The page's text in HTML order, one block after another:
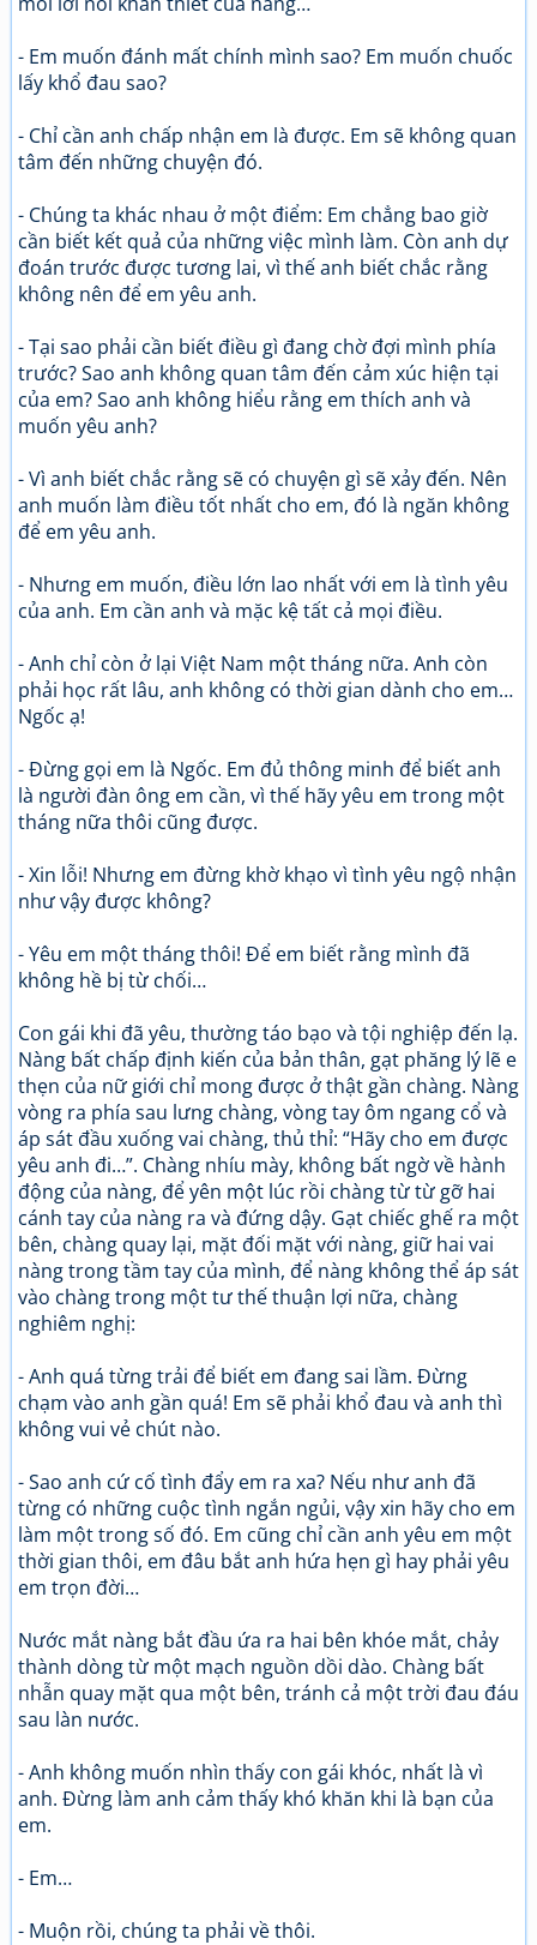
- Em muốn đánh mất chính mình sao? Em muốn chuốc
lấy khổ đau sao?
- Chỉ cần anh chấp nhận em là được. Em sẽ không quan
tâm đến những chuyện đó.
- Chúng ta khác nhau ở một điểm: Em chẳng bao giờ
cần biết kết quả của những việc mình làm. Còn anh dự
đoán trước được tương lai, vì thế anh biết chắc rằng
không nên để em yêu anh.
- Tại sao phải cần biết điều gì đang chờ đợi mình phía
trước? Sao anh không quan tâm đến cảm xúc hiện tại
của em? Sao anh không hiểu rằng em thích anh và
muốn yêu anh?
- Vì anh biết chắc rằng sẽ có chuyện gì sẽ xảy đến. Nên
anh muốn làm điều tốt nhất cho em, đó là ngăn không
để em yêu anh.
- Nhưng em muốn, điều lớn lao nhất với em là tình yêu
của anh. Em cần anh và mặc kệ tất cả mọi điều.
- Anh chỉ còn ở lại Việt Nam một tháng nữa. Anh còn
phải học rất lâu, anh không có thời gian dành cho em…
Ngốc ạ!
- Đừng gọi em là Ngốc. Em đủ thông minh để biết anh
là người đàn ông em cần, vì thế hãy yêu em trong một
tháng nữa thôi cũng được.
- Xin lỗi! Nhưng em đừng khờ khạo vì tình yêu ngộ nhận
như vậy được không?
- Yêu em một tháng thôi! Để em biết rằng mình đã
không hề bị từ chối…
Con gái khi đã yêu, thường táo bạo và tội nghiệp đến lạ.
Nàng bất chấp định kiến của bản thân, gạt phăng lý lẽ e
thẹn của nữ giới chỉ mong được ở thật gần chàng. Nàng
vòng ra phía sau lưng chàng, vòng tay ôm ngang cổ và
áp sát đầu xuống vai chàng, thủ thỉ: “Hãy cho em được
yêu anh đi…”. Chàng nhíu mày, không bất ngờ về hành
động của nàng, để yên một lúc rồi chàng từ từ gỡ hai
cánh tay của nàng ra và đứng dậy. Gạt chiếc ghế ra một
bên, chàng quay lại, mặt đối mặt với nàng, giữ hai vai
nàng trong tầm tay của mình, để nàng không thể áp sát
vào chàng trong một tư thế thuận lợi nữa, chàng
nghiêm nghị:
- Anh quá từng trải để biết em đang sai lầm. Đừng
chạm vào anh gần quá! Em sẽ phải khổ đau và anh thì
không vui vẻ chút nào.
- Sao anh cứ cố tình đẩy em ra xa? Nếu như anh đã
từng có những cuộc tình ngắn ngủi, vậy xin hãy cho em
làm một trong số đó. Em cũng chỉ cần anh yêu em một
thời gian thôi, em đâu bắt anh hứa hẹn gì hay phải yêu
em trọn đời…
Nước mắt nàng bắt đầu ứa ra hai bên khóe mắt, chảy
thành dòng từ một mạch nguồn dồi dào. Chàng bất
nhẫn quay mặt qua một bên, tránh cả một trời đau đáu
sau làn nước.
- Anh không muốn nhìn thấy con gái khóc, nhất là vì
anh. Đừng làm anh cảm thấy khó khăn khi là bạn của
em.
- Em…
- Muộn rồi, chúng ta phải về thôi.